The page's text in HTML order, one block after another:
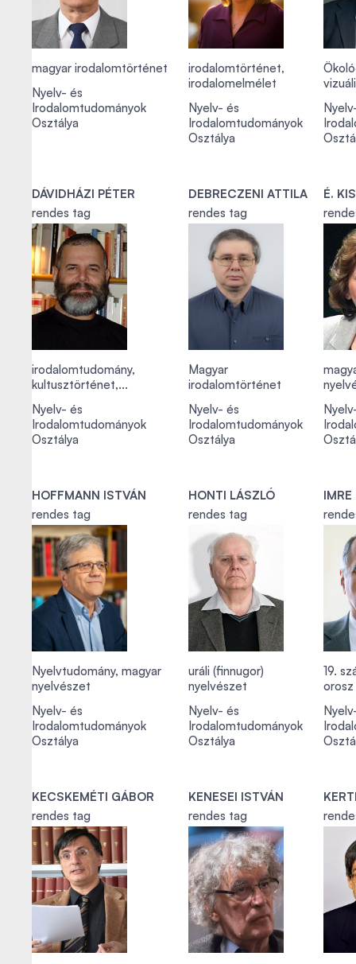
magyar irodalomtörténet
Nyelv- és
Irodalomtudományok
Osztálya
irodalomtörténet,
irodalomelmélet
Nyelv- és
Irodalomtudományok
Osztálya
DÁVIDHÁZI PÉTER
rendes tag
irodalomtudomány,
kultusztörténet,...
Nyelv- és
Irodalomtudományok
Osztálya
DEBRECZENI ATTILA
rendes tag
Magyar
irodalomtörténet
Nyelv- és
Irodalomtudományok
Osztálya
É.
HOFFMANN ISTVÁN
rendes tag
Nyelvtudomány, magyar
nyelvészet
Nyelv- és
Irodalomtudományok
Osztálya
HONTI LÁSZLÓ
rendes tag
uráli (finnugor)
nyelvészet
Nyelv- és
Irodalomtudományok
Osztálya
IMRE
19.
KECSKEMÉTI GÁBOR
rendes tag
KENESEI ISTVÁN
rendes tag